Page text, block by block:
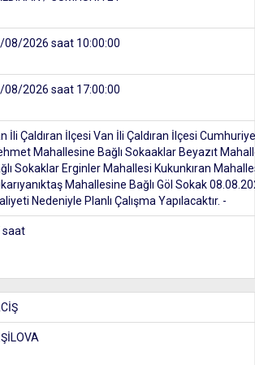
08/2026 saat 10:00:00
08/2026 saat 17:00:00
İli Çaldıran İlçesi Van İli Çaldıran İlçesi
Mahallesine Bağlı Sokaaklar Beyazıt
Sokaklar Erginler Mahallesi Kukunkıran
Mahallesine Bağlı Göl Sokak
Nedeniyle Planlı Çalışma Yapılacaktır. -
saat